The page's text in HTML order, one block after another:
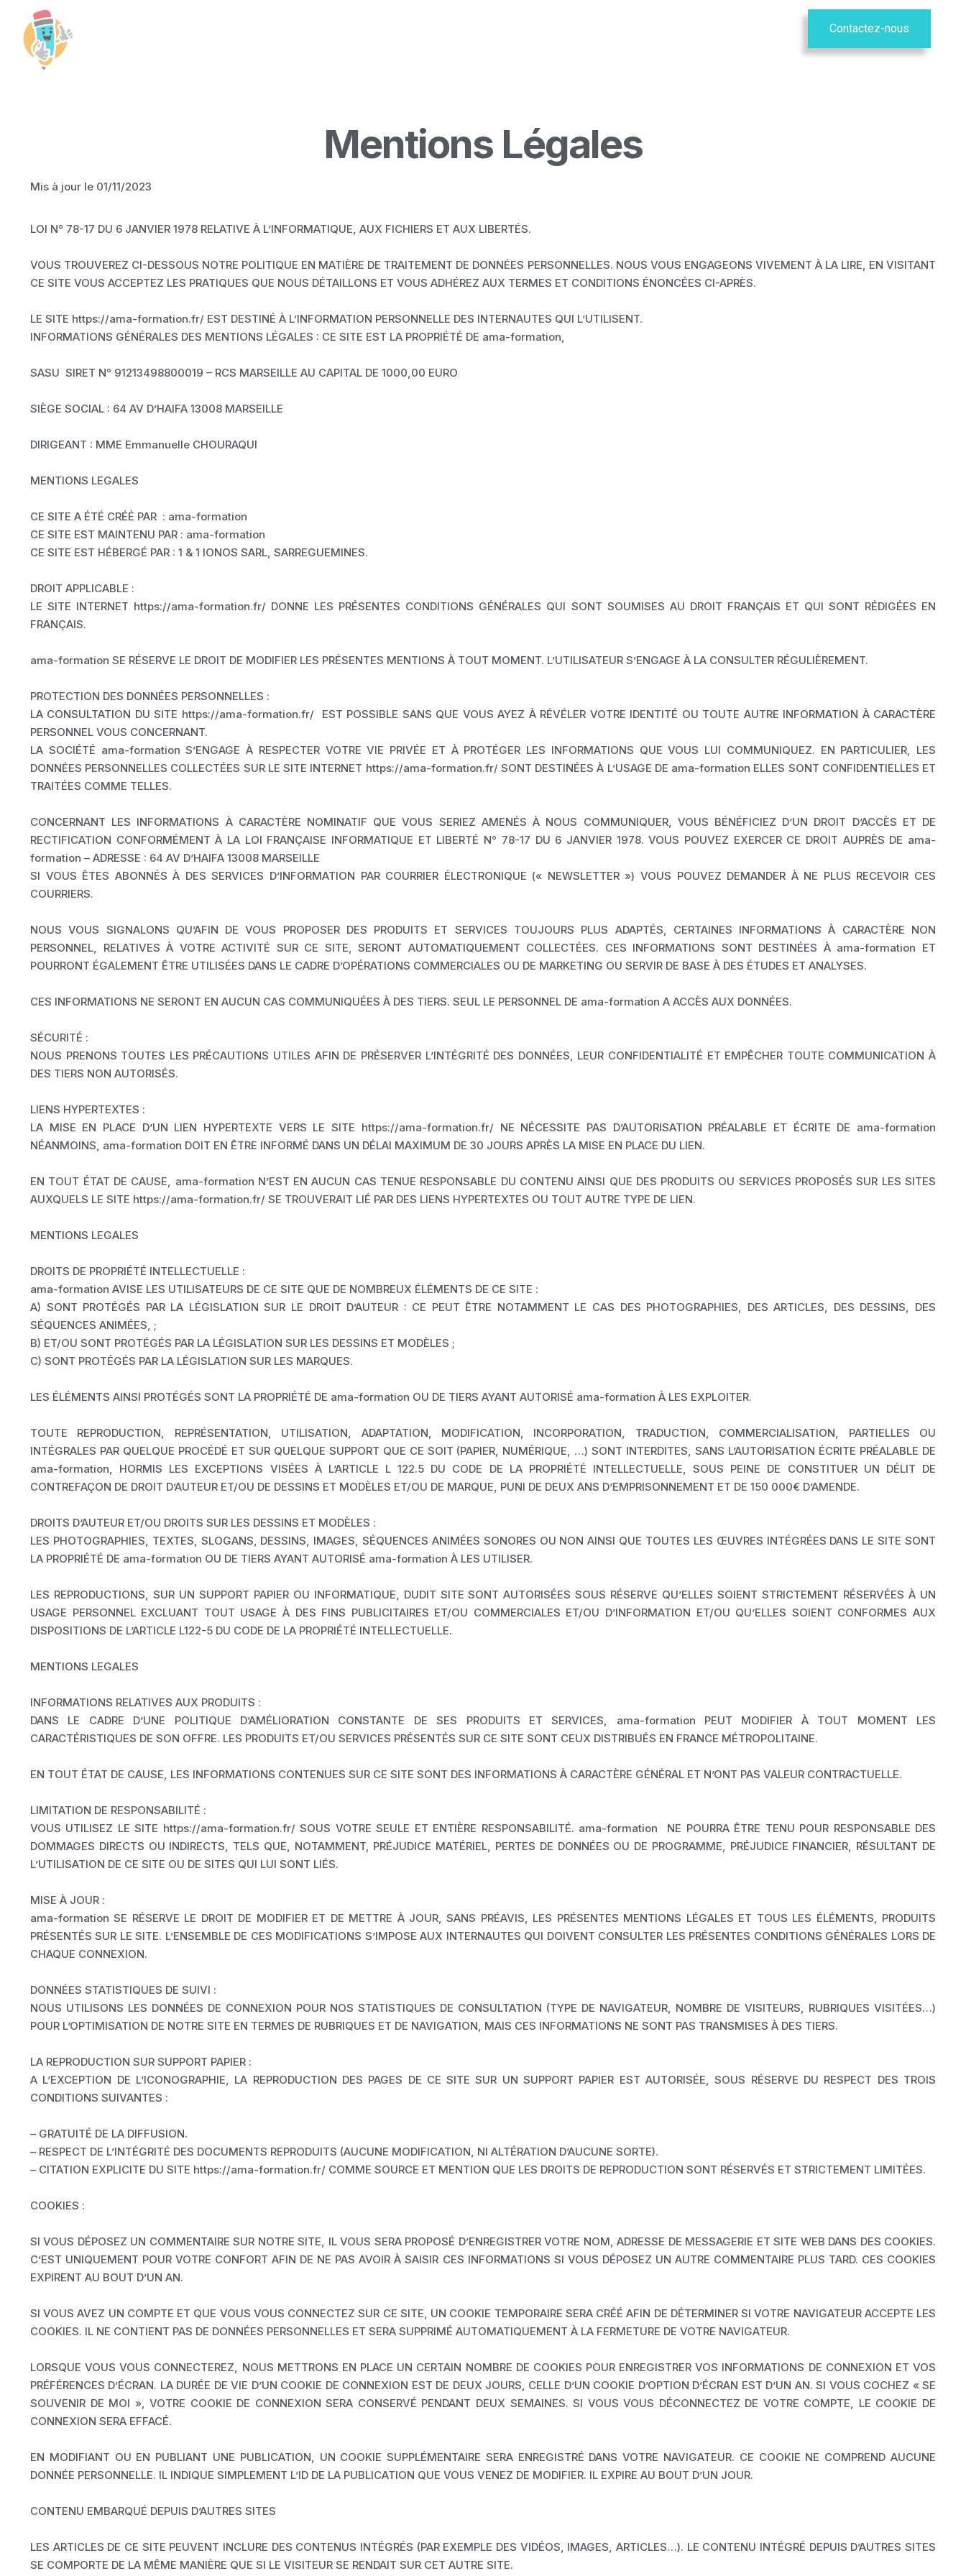
Contactez-nous
Mentions Légales
Mis à jour le 01/11/2023
LOI N° 78-17 DU 6 JANVIER 1978 RELATIVE À L’INFORMATIQUE, AUX FICHIERS ET AUX LIBERTÉS.
VOUS TROUVEREZ CI-DESSOUS NOTRE POLITIQUE EN MATIÈRE DE TRAITEMENT DE DONNÉES PERSONNELLES. NOUS VOUS ENGAGEONS VIVEMENT À LA LIRE, EN VISITANT
CE SITE VOUS ACCEPTEZ LES PRATIQUES QUE NOUS DÉTAILLONS ET VOUS ADHÉREZ AUX TERMES ET CONDITIONS ÉNONCÉES CI-APRÈS.
LE SITE https://ama-formation.fr/ EST DESTINÉ À L’INFORMATION PERSONNELLE DES INTERNAUTES QUI L’UTILISENT.
INFORMATIONS GÉNÉRALES DES MENTIONS LÉGALES : CE SITE EST LA PROPRIÉTÉ DE ama-formation,
SASU SIRET N° 91213498800019 – RCS MARSEILLE AU CAPITAL DE 1000,00 EURO
SIÈGE SOCIAL : 64 AV D’HAIFA 13008 MARSEILLE
DIRIGEANT : MME Emmanuelle CHOURAQUI
MENTIONS LEGALES
CE SITE A ÉTÉ CRÉÉ PAR : ama-formation
CE SITE EST MAINTENU PAR : ama-formation
CE SITE EST HÉBERGÉ PAR : 1 & 1 IONOS SARL, SARREGUEMINES.
DROIT APPLICABLE :
LE SITE INTERNET https://ama-formation.fr/ DONNE LES PRÉSENTES CONDITIONS GÉNÉRALES QUI SONT SOUMISES AU DROIT FRANÇAIS ET QUI SONT RÉDIGÉES EN
FRANÇAIS.
ama-formation SE RÉSERVE LE DROIT DE MODIFIER LES PRÉSENTES MENTIONS À TOUT MOMENT. L’UTILISATEUR S’ENGAGE À LA CONSULTER RÉGULIÈREMENT.
PROTECTION DES DONNÉES PERSONNELLES :
LA CONSULTATION DU SITE https://ama-formation.fr/ EST POSSIBLE SANS QUE VOUS AYEZ À RÉVÉLER VOTRE IDENTITÉ OU TOUTE AUTRE INFORMATION À CARACTÈRE
PERSONNEL VOUS CONCERNANT.
LA SOCIÉTÉ ama-formation S’ENGAGE À RESPECTER VOTRE VIE PRIVÉE ET À PROTÉGER LES INFORMATIONS QUE VOUS LUI COMMUNIQUEZ. EN PARTICULIER, LES
DONNÉES PERSONNELLES COLLECTÉES SUR LE SITE INTERNET https://ama-formation.fr/ SONT DESTINÉES À L’USAGE DE ama-formation ELLES SONT CONFIDENTIELLES ET
TRAITÉES COMME TELLES.
CONCERNANT LES INFORMATIONS À CARACTÈRE NOMINATIF QUE VOUS SERIEZ AMENÉS À NOUS COMMUNIQUER, VOUS BÉNÉFICIEZ D’UN DROIT D’ACCÈS ET DE
RECTIFICATION CONFORMÉMENT À LA LOI FRANÇAISE INFORMATIQUE ET LIBERTÉ N° 78-17 DU 6 JANVIER 1978. VOUS POUVEZ EXERCER CE DROIT AUPRÈS DE ama-
formation – ADRESSE : 64 AV D’HAIFA 13008 MARSEILLE
SI VOUS ÊTES ABONNÉS À DES SERVICES D’INFORMATION PAR COURRIER ÉLECTRONIQUE (« NEWSLETTER ») VOUS POUVEZ DEMANDER À NE PLUS RECEVOIR CES
COURRIERS.
NOUS VOUS SIGNALONS QU’AFIN DE VOUS PROPOSER DES PRODUITS ET SERVICES TOUJOURS PLUS ADAPTÉS, CERTAINES INFORMATIONS À CARACTÈRE NON
PERSONNEL, RELATIVES À VOTRE ACTIVITÉ SUR CE SITE, SERONT AUTOMATIQUEMENT COLLECTÉES. CES INFORMATIONS SONT DESTINÉES À ama-formation ET
POURRONT ÉGALEMENT ÊTRE UTILISÉES DANS LE CADRE D’OPÉRATIONS COMMERCIALES OU DE MARKETING OU SERVIR DE BASE À DES ÉTUDES ET ANALYSES.
CES INFORMATIONS NE SERONT EN AUCUN CAS COMMUNIQUÉES À DES TIERS. SEUL LE PERSONNEL DE ama-formation A ACCÈS AUX DONNÉES.
SÉCURITÉ :
NOUS PRENONS TOUTES LES PRÉCAUTIONS UTILES AFIN DE PRÉSERVER L’INTÉGRITÉ DES DONNÉES, LEUR CONFIDENTIALITÉ ET EMPÊCHER TOUTE COMMUNICATION À
DES TIERS NON AUTORISÉS.
LIENS HYPERTEXTES :
LA MISE EN PLACE D’UN LIEN HYPERTEXTE VERS LE SITE https://ama-formation.fr/ NE NÉCESSITE PAS D’AUTORISATION PRÉALABLE ET ÉCRITE DE ama-formation
NÉANMOINS, ama-formation DOIT EN ÊTRE INFORMÉ DANS UN DÉLAI MAXIMUM DE 30 JOURS APRÈS LA MISE EN PLACE DU LIEN.
EN TOUT ÉTAT DE CAUSE, ama-formation N’EST EN AUCUN CAS TENUE RESPONSABLE DU CONTENU AINSI QUE DES PRODUITS OU SERVICES PROPOSÉS SUR LES SITES
AUXQUELS LE SITE https://ama-formation.fr/ SE TROUVERAIT LIÉ PAR DES LIENS HYPERTEXTES OU TOUT AUTRE TYPE DE LIEN.
MENTIONS LEGALES
DROITS DE PROPRIÉTÉ INTELLECTUELLE :
ama-formation AVISE LES UTILISATEURS DE CE SITE QUE DE NOMBREUX ÉLÉMENTS DE CE SITE :
A) SONT PROTÉGÉS PAR LA LÉGISLATION SUR LE DROIT D’AUTEUR : CE PEUT ÊTRE NOTAMMENT LE CAS DES PHOTOGRAPHIES, DES ARTICLES, DES DESSINS, DES
SÉQUENCES ANIMÉES, ;
B) ET/OU SONT PROTÉGÉS PAR LA LÉGISLATION SUR LES DESSINS ET MODÈLES ;
C) SONT PROTÉGÉS PAR LA LÉGISLATION SUR LES MARQUES.
LES ÉLÉMENTS AINSI PROTÉGÉS SONT LA PROPRIÉTÉ DE ama-formation OU DE TIERS AYANT AUTORISÉ ama-formation À LES EXPLOITER.
TOUTE REPRODUCTION, REPRÉSENTATION, UTILISATION, ADAPTATION, MODIFICATION, INCORPORATION, TRADUCTION, COMMERCIALISATION, PARTIELLES OU
INTÉGRALES PAR QUELQUE PROCÉDÉ ET SUR QUELQUE SUPPORT QUE CE SOIT (PAPIER, NUMÉRIQUE, …) SONT INTERDITES, SANS L’AUTORISATION ÉCRITE PRÉALABLE DE
ama-formation, HORMIS LES EXCEPTIONS VISÉES À L’ARTICLE L 122.5 DU CODE DE LA PROPRIÉTÉ INTELLECTUELLE, SOUS PEINE DE CONSTITUER UN DÉLIT DE
CONTREFAÇON DE DROIT D’AUTEUR ET/OU DE DESSINS ET MODÈLES ET/OU DE MARQUE, PUNI DE DEUX ANS D’EMPRISONNEMENT ET DE 150 000€ D’AMENDE.
DROITS D’AUTEUR ET/OU DROITS SUR LES DESSINS ET MODÈLES :
LES PHOTOGRAPHIES, TEXTES, SLOGANS, DESSINS, IMAGES, SÉQUENCES ANIMÉES SONORES OU NON AINSI QUE TOUTES LES ŒUVRES INTÉGRÉES DANS LE SITE SONT
LA PROPRIÉTÉ DE ama-formation OU DE TIERS AYANT AUTORISÉ ama-formation À LES UTILISER.
LES REPRODUCTIONS, SUR UN SUPPORT PAPIER OU INFORMATIQUE, DUDIT SITE SONT AUTORISÉES SOUS RÉSERVE QU’ELLES SOIENT STRICTEMENT RÉSERVÉES À UN
USAGE PERSONNEL EXCLUANT TOUT USAGE À DES FINS PUBLICITAIRES ET/OU COMMERCIALES ET/OU D’INFORMATION ET/OU QU’ELLES SOIENT CONFORMES AUX
DISPOSITIONS DE L’ARTICLE L122-5 DU CODE DE LA PROPRIÉTÉ INTELLECTUELLE.
MENTIONS LEGALES
INFORMATIONS RELATIVES AUX PRODUITS :
DANS LE CADRE D’UNE POLITIQUE D’AMÉLIORATION CONSTANTE DE SES PRODUITS ET SERVICES, ama-formation PEUT MODIFIER À TOUT MOMENT LES
CARACTÉRISTIQUES DE SON OFFRE. LES PRODUITS ET/OU SERVICES PRÉSENTÉS SUR CE SITE SONT CEUX DISTRIBUÉS EN FRANCE MÉTROPOLITAINE.
EN TOUT ÉTAT DE CAUSE, LES INFORMATIONS CONTENUES SUR CE SITE SONT DES INFORMATIONS À CARACTÈRE GÉNÉRAL ET N’ONT PAS VALEUR CONTRACTUELLE.
LIMITATION DE RESPONSABILITÉ :
VOUS UTILISEZ LE SITE https://ama-formation.fr/ SOUS VOTRE SEULE ET ENTIÈRE RESPONSABILITÉ. ama-formation NE POURRA ÊTRE TENU POUR RESPONSABLE DES
DOMMAGES DIRECTS OU INDIRECTS, TELS QUE, NOTAMMENT, PRÉJUDICE MATÉRIEL, PERTES DE DONNÉES OU DE PROGRAMME, PRÉJUDICE FINANCIER, RÉSULTANT DE
L’UTILISATION DE CE SITE OU DE SITES QUI LUI SONT LIÉS.
MISE À JOUR :
ama-formation SE RÉSERVE LE DROIT DE MODIFIER ET DE METTRE À JOUR, SANS PRÉAVIS, LES PRÉSENTES MENTIONS LÉGALES ET TOUS LES ÉLÉMENTS, PRODUITS
PRÉSENTÉS SUR LE SITE. L’ENSEMBLE DE CES MODIFICATIONS S’IMPOSE AUX INTERNAUTES QUI DOIVENT CONSULTER LES PRÉSENTES CONDITIONS GÉNÉRALES LORS DE
CHAQUE CONNEXION.
DONNÉES STATISTIQUES DE SUIVI :
NOUS UTILISONS LES DONNÉES DE CONNEXION POUR NOS STATISTIQUES DE CONSULTATION (TYPE DE NAVIGATEUR, NOMBRE DE VISITEURS, RUBRIQUES VISITÉES…)
POUR L’OPTIMISATION DE NOTRE SITE EN TERMES DE RUBRIQUES ET DE NAVIGATION, MAIS CES INFORMATIONS NE SONT PAS TRANSMISES À DES TIERS.
LA REPRODUCTION SUR SUPPORT PAPIER :
A L’EXCEPTION DE L’ICONOGRAPHIE, LA REPRODUCTION DES PAGES DE CE SITE SUR UN SUPPORT PAPIER EST AUTORISÉE, SOUS RÉSERVE DU RESPECT DES TROIS
CONDITIONS SUIVANTES :
– GRATUITÉ DE LA DIFFUSION.
– RESPECT DE L’INTÉGRITÉ DES DOCUMENTS REPRODUITS (AUCUNE MODIFICATION, NI ALTÉRATION D’AUCUNE SORTE).
– CITATION EXPLICITE DU SITE https://ama-formation.fr/ COMME SOURCE ET MENTION QUE LES DROITS DE REPRODUCTION SONT RÉSERVÉS ET STRICTEMENT LIMITÉES.
COOKIES :
SI VOUS DÉPOSEZ UN COMMENTAIRE SUR NOTRE SITE, IL VOUS SERA PROPOSÉ D’ENREGISTRER VOTRE NOM, ADRESSE DE MESSAGERIE ET SITE WEB DANS DES COOKIES.
C’EST UNIQUEMENT POUR VOTRE CONFORT AFIN DE NE PAS AVOIR À SAISIR CES INFORMATIONS SI VOUS DÉPOSEZ UN AUTRE COMMENTAIRE PLUS TARD. CES COOKIES
EXPIRENT AU BOUT D’UN AN.
SI VOUS AVEZ UN COMPTE ET QUE VOUS VOUS CONNECTEZ SUR CE SITE, UN COOKIE TEMPORAIRE SERA CRÉÉ AFIN DE DÉTERMINER SI VOTRE NAVIGATEUR ACCEPTE LES
COOKIES. IL NE CONTIENT PAS DE DONNÉES PERSONNELLES ET SERA SUPPRIMÉ AUTOMATIQUEMENT À LA FERMETURE DE VOTRE NAVIGATEUR.
LORSQUE VOUS VOUS CONNECTEREZ, NOUS METTRONS EN PLACE UN CERTAIN NOMBRE DE COOKIES POUR ENREGISTRER VOS INFORMATIONS DE CONNEXION ET VOS
PRÉFÉRENCES D’ÉCRAN. LA DURÉE DE VIE D’UN COOKIE DE CONNEXION EST DE DEUX JOURS, CELLE D’UN COOKIE D’OPTION D’ÉCRAN EST D’UN AN. SI VOUS COCHEZ « SE
SOUVENIR DE MOI », VOTRE COOKIE DE CONNEXION SERA CONSERVÉ PENDANT DEUX SEMAINES. SI VOUS VOUS DÉCONNECTEZ DE VOTRE COMPTE, LE COOKIE DE
CONNEXION SERA EFFACÉ.
EN MODIFIANT OU EN PUBLIANT UNE PUBLICATION, UN COOKIE SUPPLÉMENTAIRE SERA ENREGISTRÉ DANS VOTRE NAVIGATEUR. CE COOKIE NE COMPREND AUCUNE
DONNÉE PERSONNELLE. IL INDIQUE SIMPLEMENT L’ID DE LA PUBLICATION QUE VOUS VENEZ DE MODIFIER. IL EXPIRE AU BOUT D’UN JOUR.
CONTENU EMBARQUÉ DEPUIS D’AUTRES SITES
LES ARTICLES DE CE SITE PEUVENT INCLURE DES CONTENUS INTÉGRÉS (PAR EXEMPLE DES VIDÉOS, IMAGES, ARTICLES…). LE CONTENU INTÉGRÉ DEPUIS D’AUTRES SITES
SE COMPORTE DE LA MÊME MANIÈRE QUE SI LE VISITEUR SE RENDAIT SUR CET AUTRE SITE.